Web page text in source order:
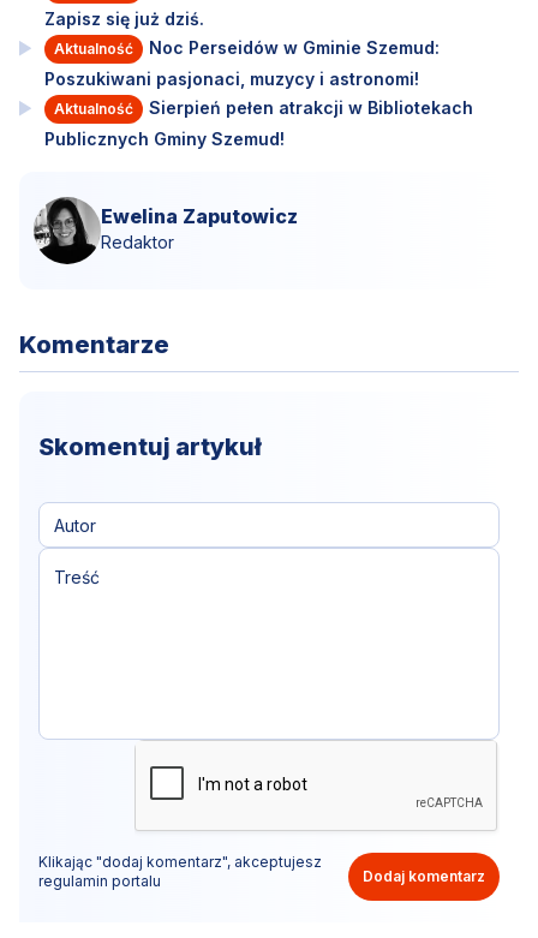
Zapisz się już dziś.
Aktualność
Noc Perseidów w Gminie Szemud:
Poszukiwani pasjonaci, muzycy i astronomi!
Aktualność
Sierpień pełen atrakcji w Bibliotekach
Publicznych Gminy Szemud!
Ewelina Zaputowicz
Redaktor
Komentarze
Skomentuj artykuł
Klikając "dodaj komentarz", akceptujesz
regulamin portalu
Dodaj komentarz